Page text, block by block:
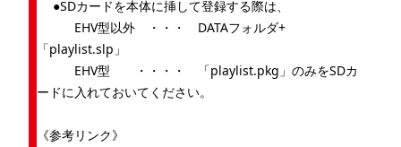
●SDカードを本体に挿して登録する際は、
EHV型以外 ・・・ DATAフォルダ+
「playlist.slp」
EHV型 ・・・・ 「playlist.pkg」のみをSDカ
ードに入れておいてください。
《参考リンク》